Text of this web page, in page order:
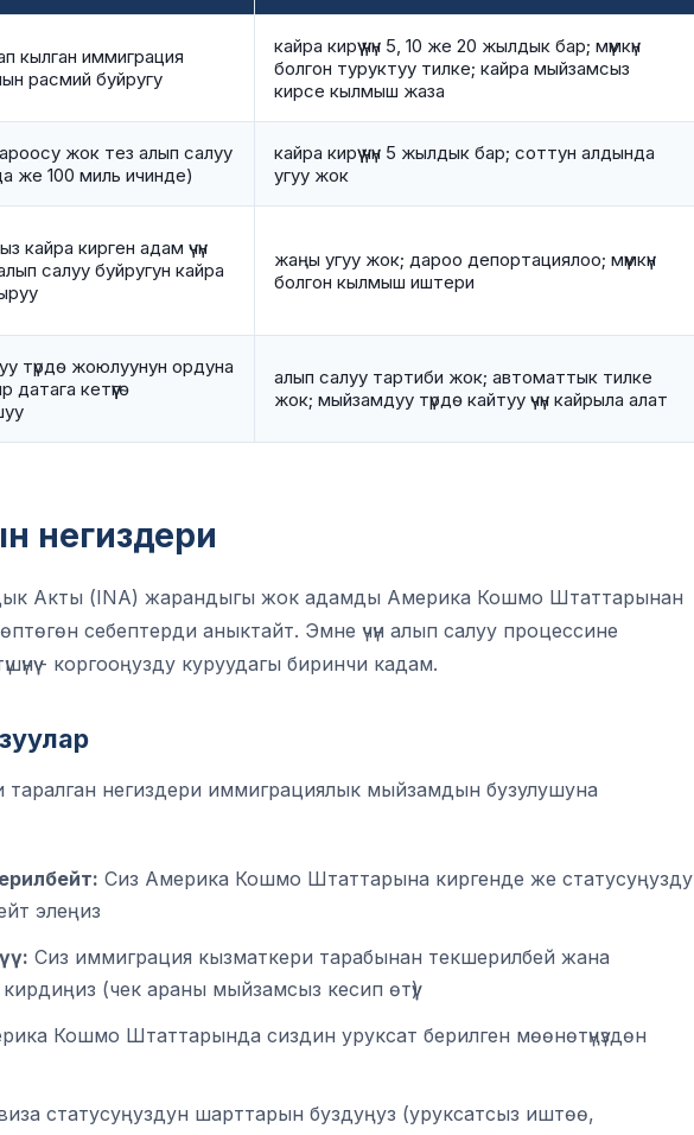
кылган иммиграция
расмий буйругу
кайра кирүү үчүн 5, 10 же 20 жылдык бар; мүмкүн
болгон туруктуу тилке; кайра мыйзамсыз
кирсе кылмыш жаза
жок тез алып салуу
же 100 миль ичинде)
кайра кирүү үчүн 5 жылдык бар; соттун алдында
угуу жок
кайра кирген адам үчүн
салуу буйругун кайра
жаңы угуу жок; дароо депортациялоо; мүмкүн
болгон кылмыш иштери
түрдө жоюлуунун ордуна
датага кетүүгө
алып салуу тартиби жок; автоматтык тилке
жок; мыйзамдуу түрдө кайтуу үчүн кайрыла алат
негиздери
Акты (INA) жарандыгы жок адамды Америка Кошмо Штаттарынан
себептерди аныктайт. Эмне үчүн алып салуу процессине
- коргооңузду куруудагы биринчи кадам.
негиздери иммиграциялык мыйзамдын бузулушуна
Сиз Америка Кошмо Штаттарына киргенде же статусуңузду
элеңиз
Сиз иммиграция кызматкери тарабынан текшерилбей жана
(чек араны мыйзамсыз кесип өтүү)
Кошмо Штаттарында сиздин уруксат берилген мөөнөтүңүздөн
статусуңуздун шарттарын буздуңуз (уруксатсыз иштөө,